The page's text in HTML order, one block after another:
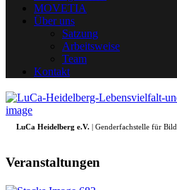
MOVETIA
Über uns
Satzung
Arbeitsweise
Team
Kontakt
LuCa Heidelberg e.V. | Genderfachstelle für
Veranstaltungen